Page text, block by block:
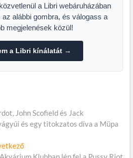
a Libri webáruházában
az alábbi gombra, és válogass a
megjelenések közül!
a Libri kínálatát →
John Scofield és Jack
és egy titokzatos díva a Müpa
Következő